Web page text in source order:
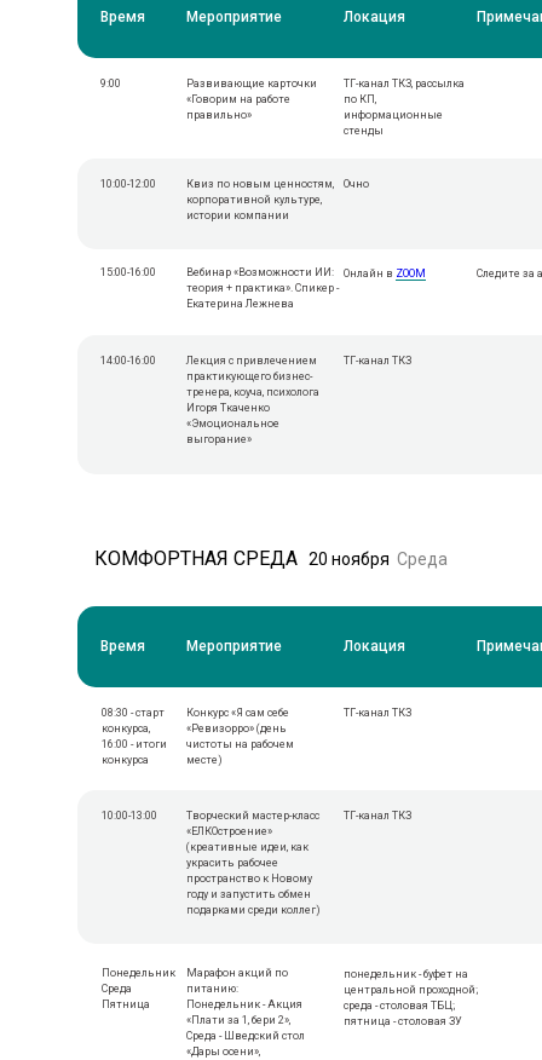
Время Мероприятие Локация
15:00-16:00
Вебинар «Возможности ИИ:
теория + практика». Спикер -
Екатерина Лежнева
Онлайн в ZOOM Следите за
10:00-12:00
Квиз по новым ценностям,
корпоративной культуре,
истории компании
Очно
9:00
Развивающие карточки
«Говорим на работе
правильно»
ТГ-канал ТКЗ, рассылка
по КП,
информационные
стенды
14:00-16:00
Лекция с привлечением
практикующего бизнес-
тренера, коуча, психолога
Игоря Ткаченко
«Эмоциональное
выгорание»
ТГ-канал ТКЗ
20 ноября Среда
КОМФОРТНАЯ СРЕДА
Время Мероприятие Локация
Понедельник
Среда
Пятница
Марафон акций по
питанию:
Понедельник - Акция
«Плати за 1, бери 2»,
Среда - Шведский стол
«Дары осени»,
понедельник - буфет на
центральной проходной;
среда - столовая ТБЦ;
пятница - столовая ЗУ
10:00-13:00
Творческий мастер-класс
«ЕЛКОстроение»
(креативные идеи, как
украсить рабочее
пространство к Новому
году и запустить обмен
подарками среди коллег)
ТГ-канал ТКЗ
08:30 - старт
конкурса,
16:00 - итоги
конкурса
Конкурс «Я сам себе
«Ревизорро» (день
чистоты на рабочем
месте)
ТГ-канал ТКЗ